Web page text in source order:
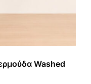
Washed